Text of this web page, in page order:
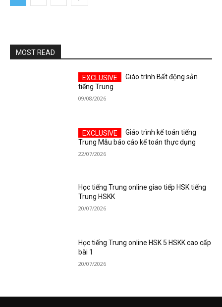
MOST READ
Giáo trình Bất động sản
tiếng Trung
09/08/2026
Giáo trình kế toán tiếng
Trung Mẫu báo cáo kế toán thực dụng
22/07/2026
Học tiếng Trung online giao tiếp HSK tiếng
Trung HSKK
20/07/2026
Học tiếng Trung online HSK 5 HSKK cao cấp
bài 1
20/07/2026